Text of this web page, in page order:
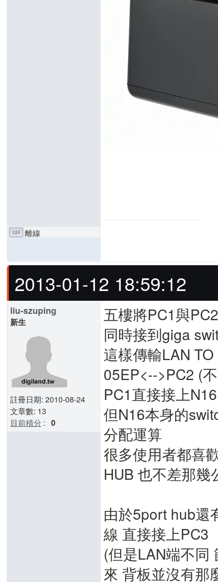
離線
2013-01-12 18:59:12
liu-szuping
新生
註冊日期: 2010-08-24
文章數: 13
目前積分 : 0
五樓將PC1與PC2
同時接到giga
這樣傳輸LAN
05EP<-->PC2 (
PC1直接接上
但N16本身的
分配運算
很多使用者都喜
HUB 也不差那幾
由於5port hub還
線 直接接上PC3
(但是LAN端不同
來 背板並沒有那